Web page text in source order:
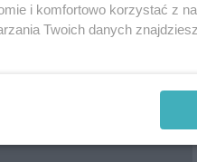
i komfortowo korzystać z
Twoich danych